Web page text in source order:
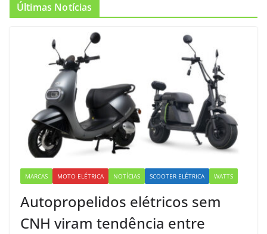
Últimas Notícias
MARCAS MOTO ELÉTRICA NOTÍCIAS SCOOTER ELÉTRICA WATTS
Autopropelidos elétricos sem
CNH viram tendência entre